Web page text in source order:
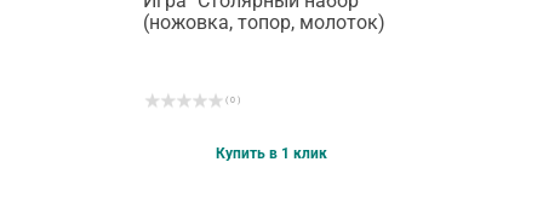
(ножовка, топор, молоток)
( 0 )
Купить в 1 клик